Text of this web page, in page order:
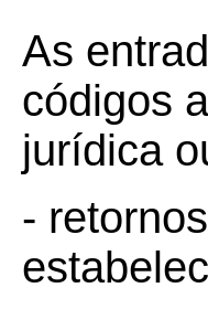
As
códigos
jurídica
-